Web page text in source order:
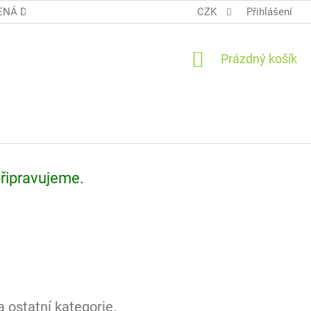
DOPRAVA COOL BALÍK OBCHODNÍ PODMÍNKY TERUNKY
CZK Přihlášení
NÁKUPNÍ
Prázdný košík
ostatní kategorie.